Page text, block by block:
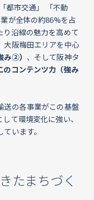
都市交通」 「不動
が全体の約86%を占
り沿線の魅力を高めて
大阪梅田エリアを中心
み②） 、そして阪神タ
のコンテンツ力（強み
送の各事業がこの基盤
て環境変化に強い、
います。
たまちづく